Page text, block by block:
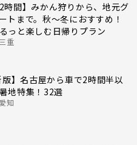
時間】みかん狩りから、地元グ
トまで。秋〜冬におすすめ！
っと楽しむ日帰りプラン
三重
版】名古屋から車で2時間半以
地特集！32選
愛知